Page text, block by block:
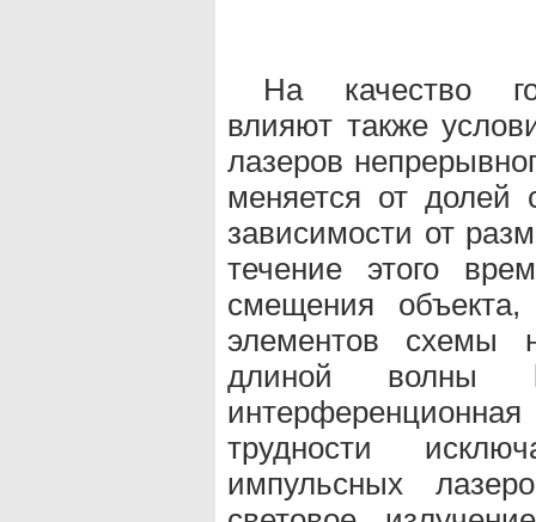
На качество
влияют также
лазеров
меняется от долей
зависимости от
течение этого
смещения объекта,
элементов схемы
длиной волны
трудности
импульсных